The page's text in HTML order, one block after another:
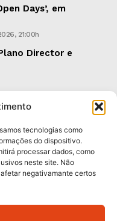
tecnologias como
do dispositivo.
processar dados, como
neste site. Não
negativamante certos
Days’, em
21:00h
Director e